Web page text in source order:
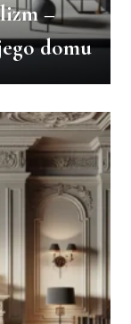
–
domu